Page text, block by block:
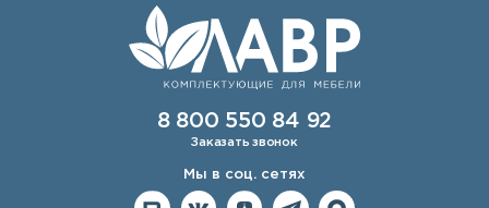
8 800 550 84 92
Заказать звонок
Мы в соц. сетях